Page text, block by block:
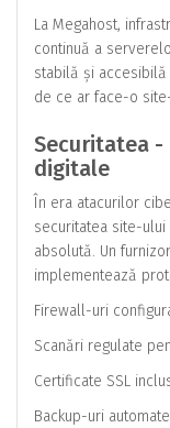
La Megahost,
continuă a
stabilă și accesibilă
de ce ar face-o
Securitatea
digitale
În era atacurilor
securitatea site-ului
absolută. Un
implementează
Firewall-uri
Scanări regulate
Certificate SSL
Backup-uri